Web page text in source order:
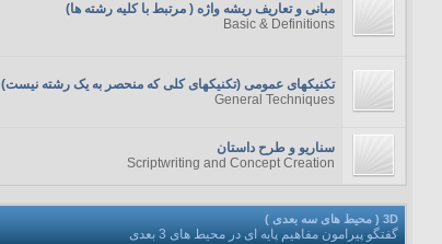
مبانی و تعاریف ریشه واژه ( مرتبط با کلیه رشته ها)
Basic & Definitions
تکنیکهای عمومی (تکنیکهای کلی که منحصر به یک رشته نیست)
General Techniques
سناریو و طرح داستان
Scriptwriting and Concept Creation
3D ( محیط های سه بعدی )
گفتگو پیرامون مفاهیم پایه ای در محیط های 3 بعدی